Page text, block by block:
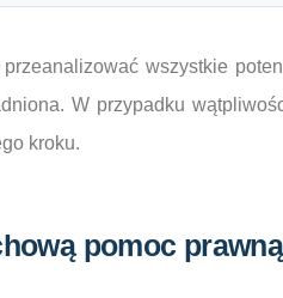
przeanalizować wszystkie
W przypadku
kroku.
pomoc